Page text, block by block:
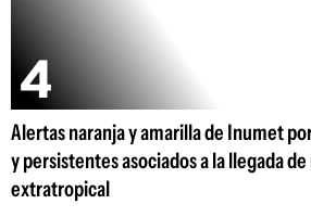
Alertas naranja y amarilla de Inumet
y persistentes asociados a la llegada
extratropical